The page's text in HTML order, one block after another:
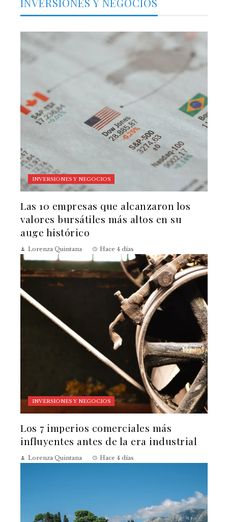
INVERSIONES Y NEGOCIOS
INVERSIONES Y NEGOCIOS
Las 10 empresas que alcanzaron los
valores bursátiles más altos en su
auge histórico
Lorenza Quintana Hace 4 días
INVERSIONES Y NEGOCIOS
Los 7 imperios comerciales más
influyentes antes de la era industrial
Lorenza Quintana Hace 4 días